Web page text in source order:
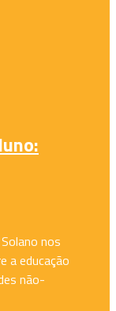
nos
a educação
não-